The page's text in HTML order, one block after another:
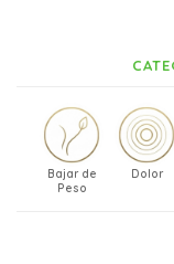
Bajar de
Peso
Dolor